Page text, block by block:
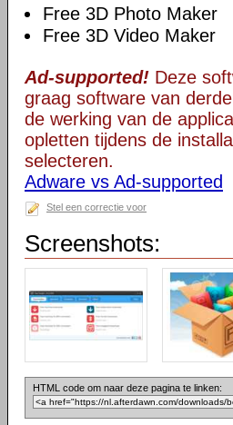
Free 3D Photo Maker
Free 3D Video Maker
Ad-supported! Deze
graag software van
de werking van de
opletten tijdens de
selecteren.
Adware vs Ad-supported
Stel een correctie voor
Screenshots:
HTML code om naar deze pagina te linken: